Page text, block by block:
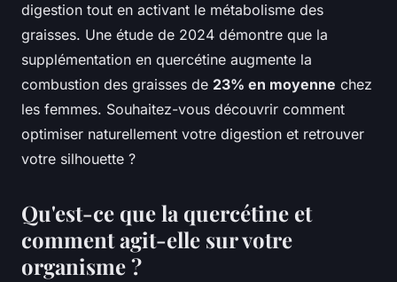
digestion tout en activant le métabolisme des
graisses. Une étude de 2024 démontre que la
supplémentation en quercétine augmente la
combustion des graisses de 23% en moyenne chez
les femmes. Souhaitez-vous découvrir comment
optimiser naturellement votre digestion et retrouver
votre silhouette ?
Qu'est-ce que la quercétine et
comment agit-elle sur votre
organisme ?